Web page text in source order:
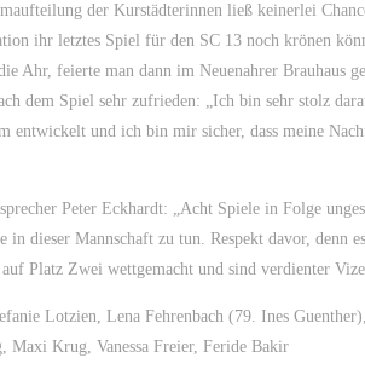
der Kurstädterinnen ließ keinerlei
ihr letztes Spiel für den SC 13 noch krönen
Ahr, feierte man dann im Neuenahrer Brauhaus
dem Spiel sehr zufrieden: „Ich bin sehr stolz
entwickelt und ich bin mir sicher, dass meine
Peter Eckhardt: „Acht Spiele in Folge
in dieser Mannschaft zu tun. Respekt davor, denn
Platz Zwei wettgemacht und sind verdienter
Lotzien, Lena Fehrenbach (79. Ines
Maxi Krug, Vanessa Freier, Feride Bakir